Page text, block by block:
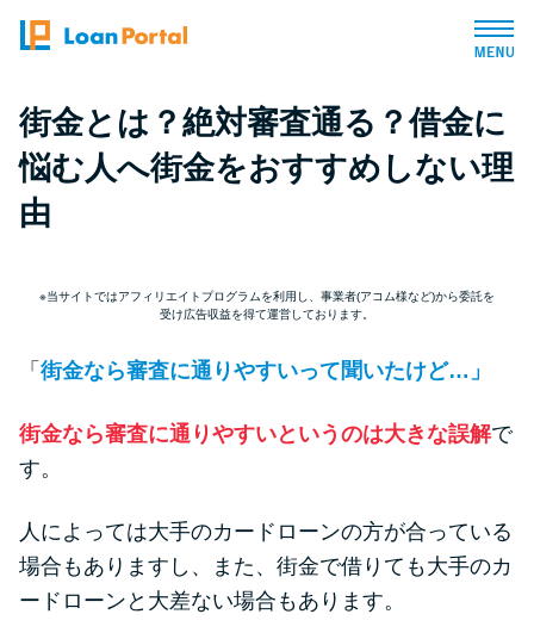
トップページ
おすすめコンテンツ
とにかくすぐ借りたい方向け
便利なコンテンツ
カードローン診断
街金とは？絶対審査通る？借金に
悩む人へ街金をおすすめしない理
由
※当サイトではアフィリエイトプログラムを利用し、事業者(アコム様など)から委託を
受け広告収益を得て運営しております。
「 街金なら審査に通りやすいって聞いたけど…」
街金なら審査に通りやすいというのは大きな誤解で
す。
人によっては大手のカードローンの方が合っている
場合もありますし、また、街金で借りても大手のカ
ードローンと大差ない場合もあります。